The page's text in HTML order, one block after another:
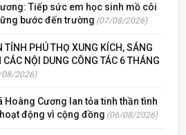
Tiếp sức em học sinh mồ côi
bước đến trường (07/08/2026)
TỈNH PHÚ THỌ XUNG KÍCH, SÁNG
NỘI DUNG CÔNG TÁC 6 THÁNG
2026)
Hoàng Cương lan tỏa tinh thần tình
động vì cộng đồng (06/08/2026)